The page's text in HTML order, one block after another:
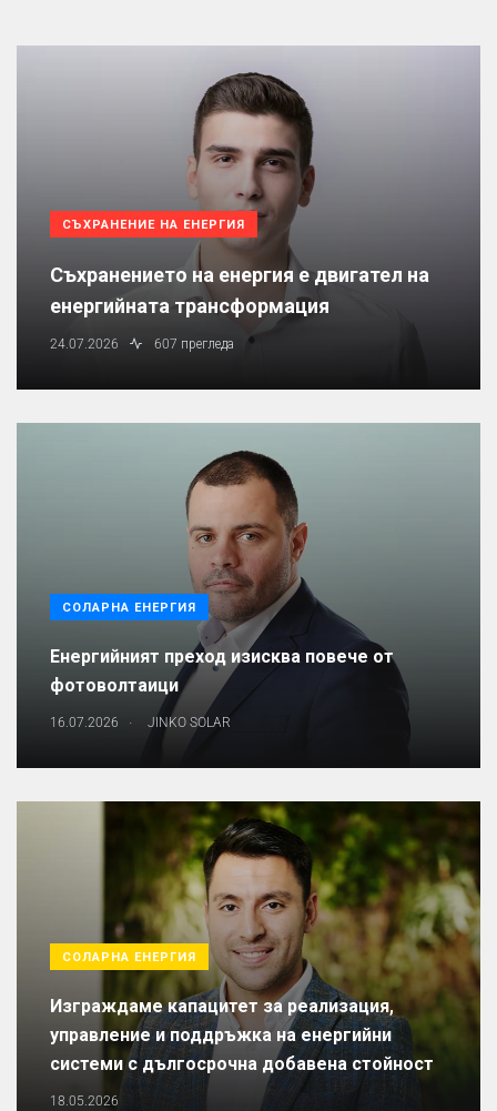
СЪХРАНЕНИЕ НА ЕНЕРГИЯ
Съхранението на енергия е двигател на
енергийната трансформация
24.07.2026 607 прегледа
СОЛАРНА ЕНЕРГИЯ
Енергийният преход изисква повече от
фотоволтаици
16.07.2026 . JINKO SOLAR
СОЛАРНА ЕНЕРГИЯ
Изграждаме капацитет за реализация,
управление и поддръжка на енергийни
системи с дългосрочна добавена стойност
18.05.2026